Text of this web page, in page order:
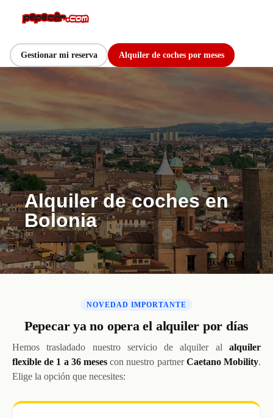
Gestionar mi reserva Alquiler de coches por meses
Alquiler de coches en
Bolonia
NOVEDAD IMPORTANTE
Pepecar ya no opera el alquiler por días
Hemos trasladado nuestro servicio de alquiler al alquiler
flexible de 1 a 36 meses con nuestro partnerCaetano Mobility.
Elige la opción que necesites: